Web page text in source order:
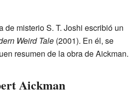
de misterio S. T. Joshi escribió un
Weird Tale (2001). En él, se
resumen de la obra de Aickman.
Aickman